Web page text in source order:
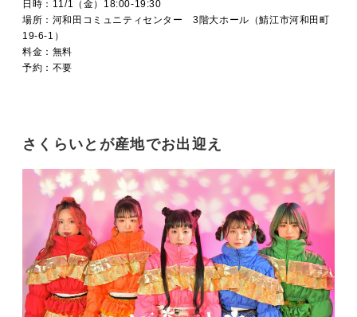
日時：11/1（金）18:00-19:30
場所： 河和田コミュニティセンター 3階大ホール（鯖江市河和田町
19-6-1）
料金：無料
予約：不要
さくらいとが産地でお出迎え